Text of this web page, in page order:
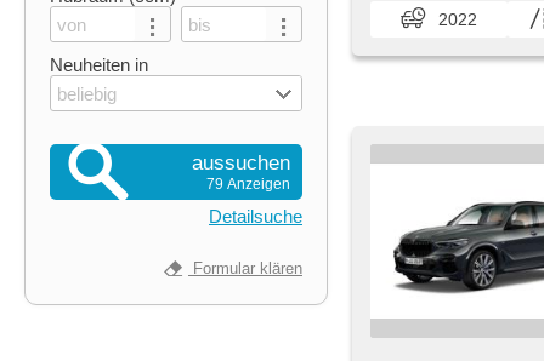
Neuheiten in
beliebig
aussuchen
79 Anzeigen
Detailsuche
Formular klären
2022